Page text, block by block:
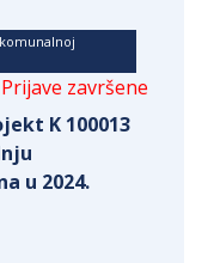
Prijave završene
K 100013
u 2024.